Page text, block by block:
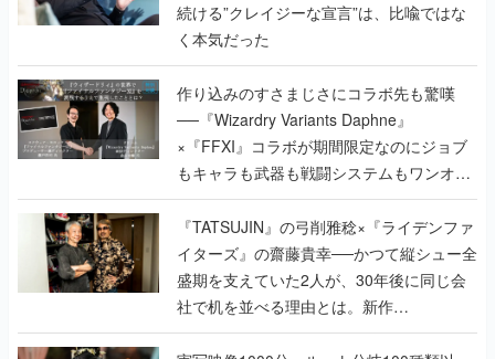
続ける”クレイジーな宣言”は、比喩ではな
く本気だった
作り込みのすさまじさにコラボ先も驚嘆
──『Wizardry Variants Daphne』
×『FFXI』コラボが期間限定なのにジョブ
もキャラも武器も戦闘システムもワンオフ
で作り込まれた理由を両ディレクターに聞
く
『TATSUJIN』の弓削雅稔×『ライデンファ
イターズ』の齋藤貴幸──かつて縦シュー全
盛期を支えていた2人が、30年後に同じ会
社で机を並べる理由とは。新作
『TATSUJIN EXTREME』で初タッグを組